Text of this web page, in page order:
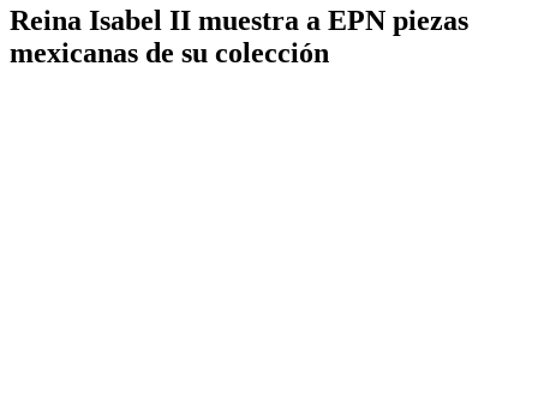
Reina Isabel II muestra a EPN piezas
mexicanas de su colección